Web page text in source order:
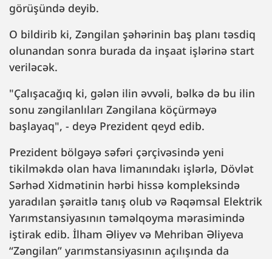
görüşündə deyib.
O bildirib ki, Zəngilan şəhərinin baş planı təsdiq
olunandan sonra burada da inşaat işlərinə start
veriləcək.
"Çalışacağıq ki, gələn ilin əvvəli, bəlkə də bu ilin
sonu zəngilanlıları Zəngilana köçürməyə
başlayaq", - deyə Prezident qeyd edib.
Prezident bölgəyə səfəri çərçivəsində yeni
tikilməkdə olan hava limanındakı işlərlə, Dövlət
Sərhəd Xidmətinin hərbi hissə kompleksində
yaradılan şəraitlə tanış olub və Rəqəmsal Elektrik
Yarımstansiyasının təməlqoyma mərasimində
iştirak edib. İlham Əliyev və Mehriban Əliyeva
“Zəngilan” yarımstansiyasının açılışında da